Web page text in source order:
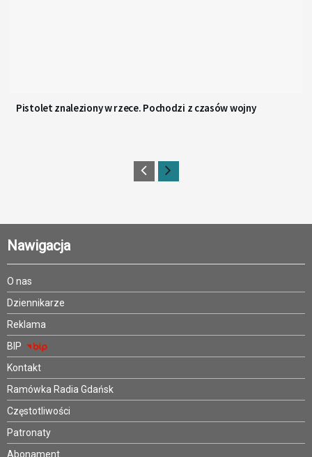
Pistolet znaleziony w rzece. Pochodzi z czasów wojny
Nawigacja
O nas
Dziennikarze
Reklama
BIP
Kontakt
Ramówka Radia Gdańsk
Częstotliwości
Patronaty
Abonament